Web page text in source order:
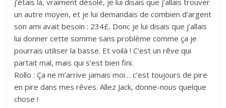
un autre moyen, et je lui demandais de combien d’argent
son ami avait besoin : 234£. Donc je lui disais que j’allais
lui donner cette somme sans problème comme ça je
pourrais utiliser la basse. Et voilà ! C’est un rêve qui
partait mal, mais qui s’est bien fini.
Rollo : Ça ne m’arrive jamais moi… c’est toujours de pire
en pire dans mes rêves. Allez Jack, donne-nous quelque
chose !